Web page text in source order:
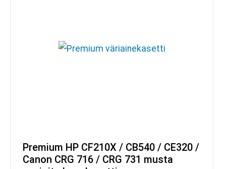
Premium HP CF210X / CB540 / CE320 /
Canon CRG 716 / CRG 731 musta